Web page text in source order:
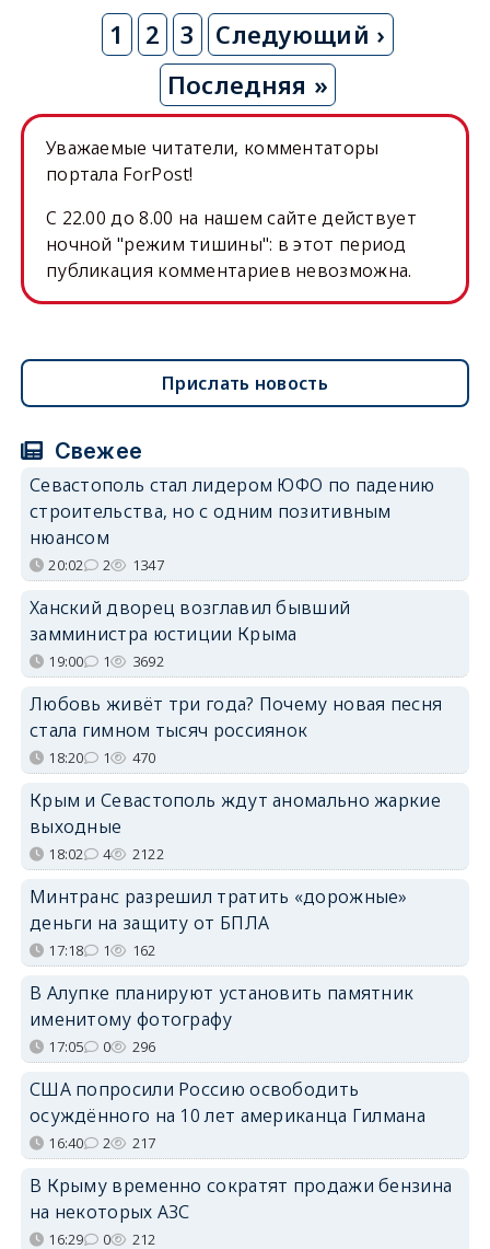
Нумерация
Текущая
страница
1 Page
2 Page
3
Следующая
страница
Следующий ›
Последняя
страница
Последняя »
Уважаемые читатели, комментаторы
портала ForPost!
C 22.00 до 8.00 на нашем сайте действует
ночной "режим тишины": в этот период
публикация комментариев невозможна.
Прислать новость
Свежее
Севастополь стал лидером ЮФО по падению
строительства, но с одним позитивным
нюансом
20:02 2 1347
Ханский дворец возглавил бывший
замминистра юстиции Крыма
19:00 1 3692
Любовь живёт три года? Почему новая песня
стала гимном тысяч россиянок
18:20 1 470
Крым и Севастополь ждут аномально жаркие
выходные
18:02 4 2122
Минтранс разрешил тратить «дорожные»
деньги на защиту от БПЛА
17:18 1 162
В Алупке планируют установить памятник
именитому фотографу
17:05 0 296
США попросили Россию освободить
осуждённого на 10 лет американца Гилмана
16:40 2 217
В Крыму временно сократят продажи бензина
на некоторых АЗС
16:29 0 212